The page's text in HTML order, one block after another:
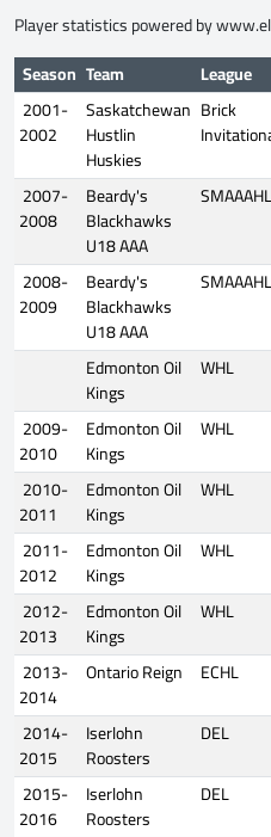
Player statistics powered by
Season Team League
2001-
2002
Saskatchewan
Hustlin
Huskies
Brick
2007-
2008
Beardy's
Blackhawks
U18 AAA
SMAAAHL
2008-
2009
Beardy's
Blackhawks
U18 AAA
SMAAAHL
Edmonton Oil
Kings
WHL
2009-
2010
Edmonton Oil
Kings
WHL
2010-
2011
Edmonton Oil
Kings
WHL
2011-
2012
Edmonton Oil
Kings
WHL
2012-
2013
Edmonton Oil
Kings
WHL
2013-
2014
Ontario Reign ECHL
2014-
2015
Iserlohn
Roosters
DEL
2015-
2016
Iserlohn
Roosters
DEL